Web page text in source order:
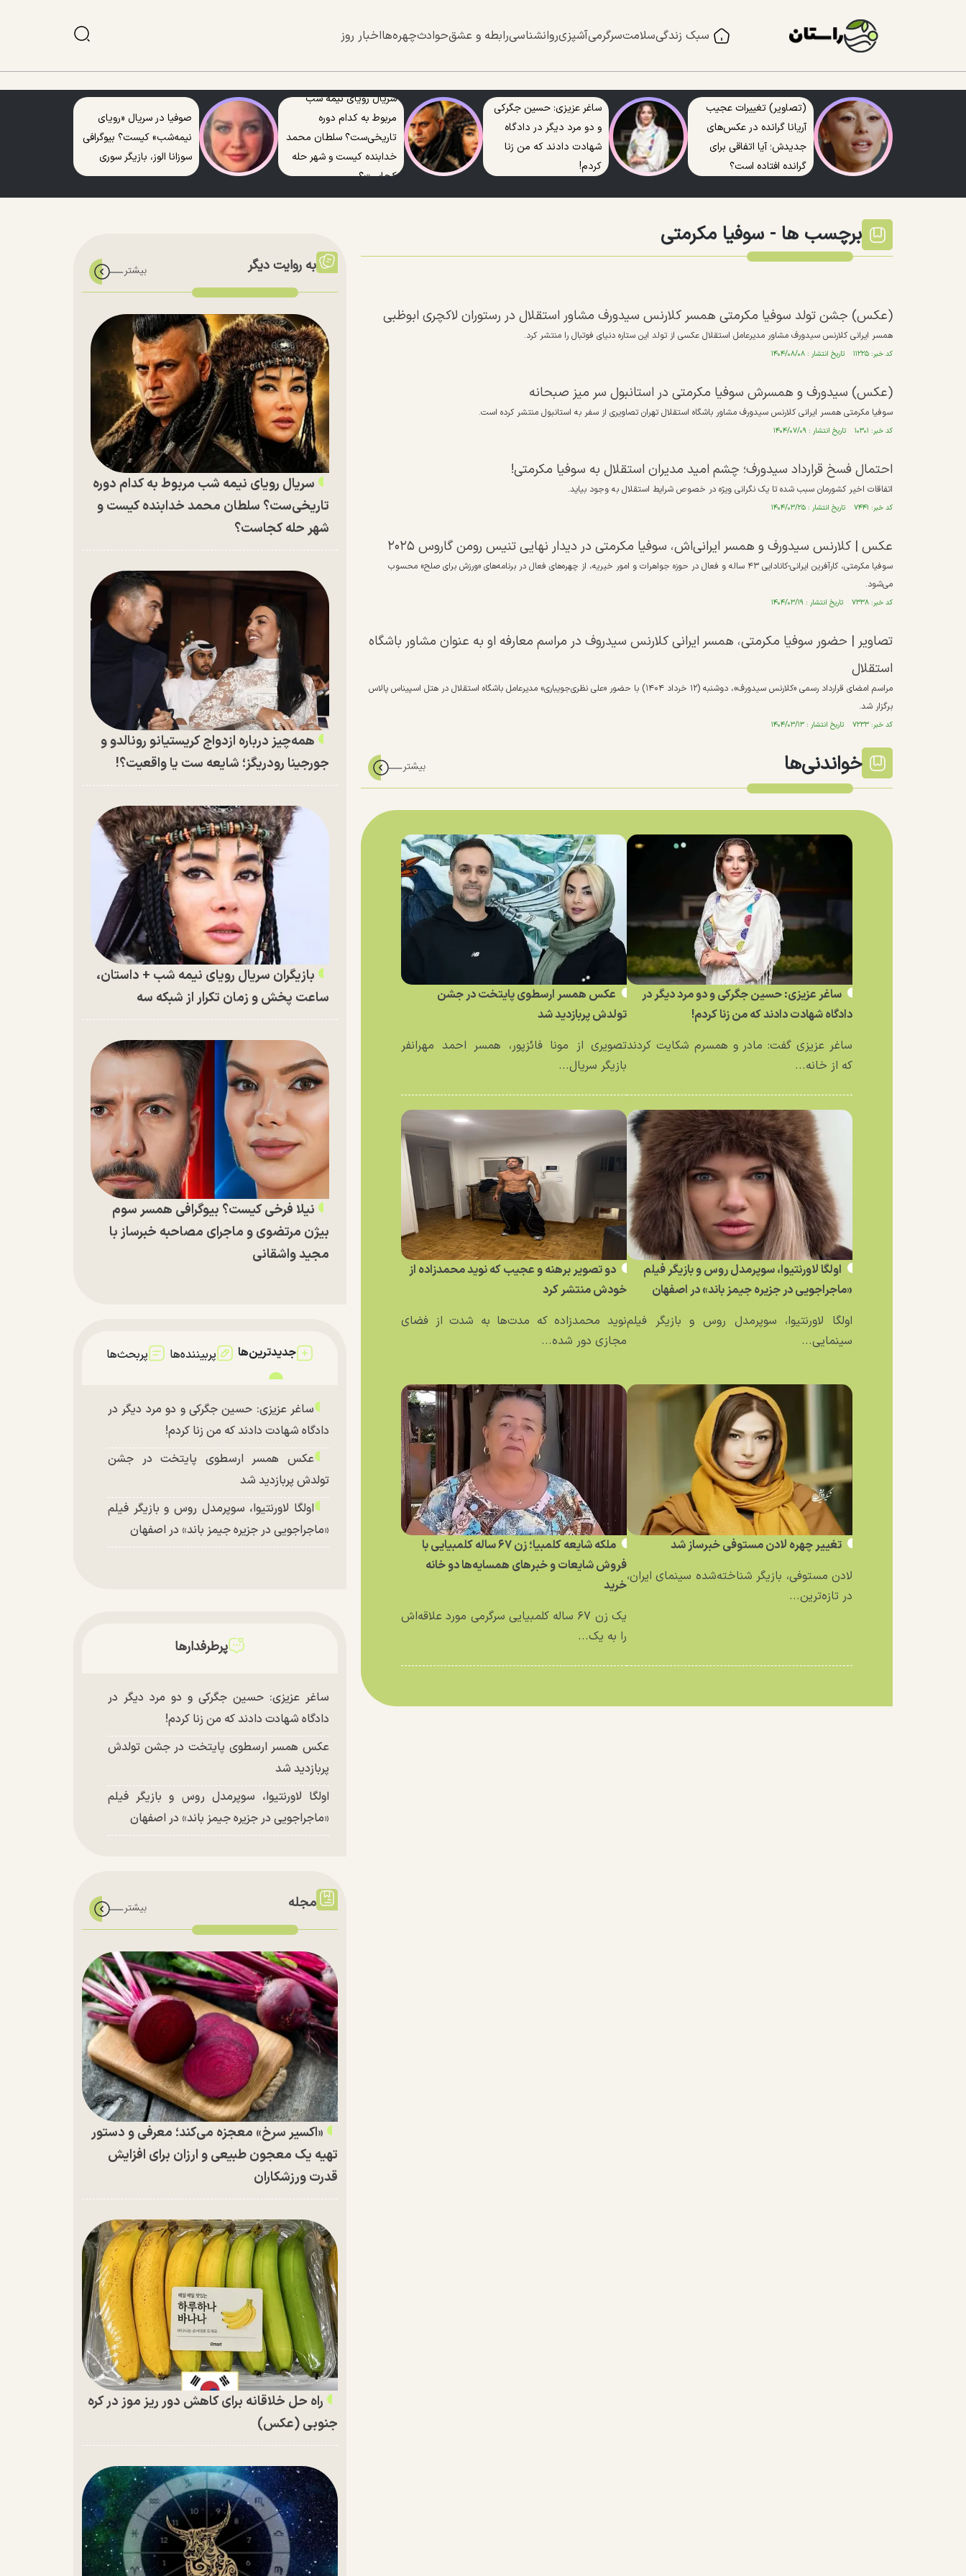
سبک زندگیسلامتسرگرمیآشپزیروانشناسیرابطه و عشقحوادثچهره‌هااخبار روز
(تصاویر) تغییرات عجیب
آریانا گرانده در عکس‌های
جدیدش؛ آیا اتفاقی برای
گرانده افتاده است؟
ساغر عزیزی: حسین جگرکی
و دو مرد دیگر در دادگاه
شهادت دادند که من زنا
کردم!
سریال رویای نیمه شب
مربوط به کدام دوره
تاریخی‌ست؟ سلطان محمد
خدابنده کیست و شهر حله
کجاست؟
صوفیا در سریال «رویای
نیمه‌شب» کیست؟ بیوگرافی
سوزانا الوز، بازیگر سوری
برچسب ها - سوفیا مکرمتی
(عکس) جشن تولد سوفیا مکرمتی همسر کلارنس سیدورف مشاور استقلال در رستوران لاکچری ابوظبی
همسر ایرانی کلارنس سیدورف مشاور مدیرعامل استقلال عکسی از تولد این ستاره دنیای فوتبال را منتشر کرد.
کد خبر: ۱۱۲۲۵ تاریخ انتشار : ۱۴۰۴/۰۸/۰۸
(عکس) سیدورف و همسرش سوفیا مکرمتی در استانبول سر میز صبحانه
سوفیا مکرمتی همسر ایرانی کلارنس سیدورف مشاور باشگاه استقلال تهران تصاویری از سفر به استانبول منتشر کرده است.
کد خبر: ۱۰۳۰۱ تاریخ انتشار : ۱۴۰۴/۰۷/۰۹
احتمال فسخ قرارداد سیدورف؛ چشم امید مدیران استقلال به سوفیا مکرمتی!
اتفاقات اخیر کشورمان سبب شده تا یک نگرانی ویژه در خصوص شرایط استقلال به وجود بیاید.
کد خبر: ۷۴۴۱ تاریخ انتشار : ۱۴۰۴/۰۳/۲۵
عکس | کلارنس سیدورف و همسر ایرانی‌اش، سوفیا مکرمتی در دیدار نهایی تنیس رومن گاروس ۲۰۲۵
سوفیا مکرمتی، کارآفرین ایرانی-کانادایی ۴۳ ساله و فعال در حوزه جواهرات و امور خیریه، از چهره‌های فعال در برنامه‌های «ورزش برای صلح» محسوب
می‌شود.
کد خبر: ۷۳۳۸ تاریخ انتشار : ۱۴۰۴/۰۳/۱۹
تصاویر | حضور سوفیا مکرمتی، همسر ایرانی کلارنس سیدروف در مراسم معارفه او به عنوان مشاور باشگاه
استقلال
مراسم امضای قرارداد رسمی «کلارنس سیدورف»، دوشنبه (۱۲ خرداد ۱۴۰۴) با حضور «علی نظری‌جویباری» مدیرعامل باشگاه استقلال در هتل اسپیناس پالاس
برگزار شد.
کد خبر: ۷۲۳۳ تاریخ انتشار : ۱۴۰۴/۰۳/۱۳
خواندنی‌ها
ساغر عزیزی: حسین جگرکی و دو مرد دیگر در
دادگاه شهادت دادند که من زنا کردم!
ساغر عزیزی گفت: مادر و همسرم شکایت کردند
که از خانه...
عکس همسر ارسطوی پایتخت در جشن
تولدش پربازدید شد
تصویری از مونا فائزپور، همسر احمد مهرانفر
بازیگر سریال...
اولگا لاورنتیوا، سوپرمدل روس و بازیگر فیلم
«ماجراجویی در جزیره جیمز باند» در اصفهان
اولگا لاورنتیوا، سوپرمدل روس و بازیگر فیلم
سینمایی...
دو تصویر برهنه و عجیب که نوید محمدزاده از
خودش منتشر کرد
نوید محمدزاده که مدت‌ها به شدت از فضای
مجازی دور شده...
تغییر چهره لادن مستوفی خبرساز شد
لادن مستوفی، بازیگر شناخته‌شده سینمای ایران،
در تازه‌ترین...
ملکه شایعه کلمبیا؛ زن ۶۷ ساله کلمبیایی با
فروش شایعات و خبر‌های همسایه‌ها دو خانه
خرید
یک زن ۶۷ ساله کلمبیایی سرگرمی مورد علاقه‌اش
را به یک...
به روایت دیگر
سریال رویای نیمه شب مربوط به کدام دوره
تاریخی‌ست؟ سلطان محمد خدابنده کیست و
شهر حله کجاست؟
همه‌چیز درباره ازدواج کریستیانو رونالدو و
جورجینا رودریگز؛ شایعه ست یا واقعیت؟!
بازیگران سریال رویای نیمه شب + داستان،
ساعت پخش و زمان تکرار از شبکه سه
نیلا فرخی کیست؟ بیوگرافی همسر سوم
بیژن مرتضوی و ماجرای مصاحبه خبرساز با
مجید واشقانی
جدیدترین‌ها پربیننده‌ها پربحث‌ها
ساغر عزیزی: حسین جگرکی و دو مرد دیگر در
دادگاه شهادت دادند که من زنا کردم!
عکس همسر ارسطوی پایتخت در جشن
تولدش پربازدید شد
اولگا لاورنتیوا، سوپرمدل روس و بازیگر فیلم
«ماجراجویی در جزیره جیمز باند» در اصفهان
پرطرفدارها
ساغر عزیزی: حسین جگرکی و دو مرد دیگر در
دادگاه شهادت دادند که من زنا کردم!
عکس همسر ارسطوی پایتخت در جشن تولدش
پربازدید شد
اولگا لاورنتیوا، سوپرمدل روس و بازیگر فیلم
«ماجراجویی در جزیره جیمز باند» در اصفهان
مجله
«اکسیر سرخ» معجزه می‌کند؛ معرفی و دستور
تهیه یک معجون طبیعی و ارزان برای افزایش
قدرت ورزشکاران
راه حل خلاقانه برای کاهش دور ریز موز در کره
جنوبی (عکس)